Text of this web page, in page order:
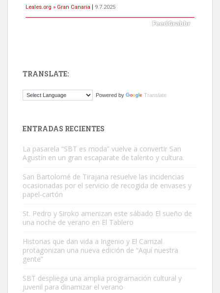
Leales.org » Gran Canaria
9.7.2025
El ayuntamiento se va a llevar a Los Gatos callejeros de la zona los
Gato manso encontrado
Este gato macho ha aparecido en la calle hace menos de un mes,
es muy manso y extremadamente cari...
TRANSLATE:
Powered by Translate
ENTRADAS RECIENTES
La pasarela “SBT es moda” vuelve a convertir San
Agustín en un gran escaparate de talento y cultura.
San Bartolomé de Tirajana resuelve las incidencias
ocasionadas por el servicio de recogida de envases y
papel-cartón
St. Pedro y Siroko amenizan este sábado El sueño de
una noche de verano en El Tablero
Historias que dan vida a Ingenio y El Carrizal
protagonizan una nueva edición de “Aquí nuestra
gente”
SBT despliega una amplia programación cultural y
juvenil para dinamizar el verano